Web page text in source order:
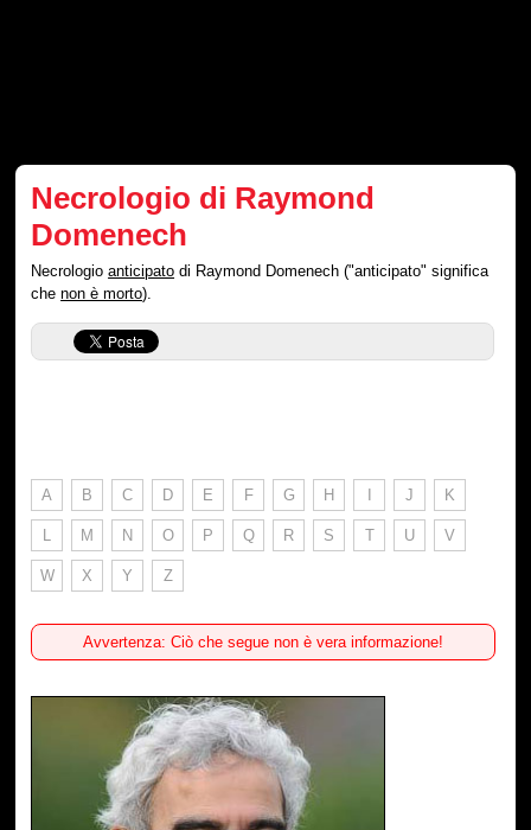
Necrologio di Raymond
Domenech
Necrologioanticipato di Raymond Domenech ("anticipato" significa
chenon è morto).
A B C D E F G H I J K
L M N O P Q R S T U V
W X Y Z
Avvertenza: Ciò che segue non è vera informazione!